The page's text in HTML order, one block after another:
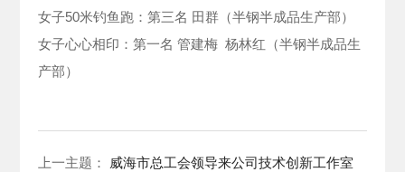
女子50米钓鱼跑：第三名 田群（半钢半成品生产部）
女子心心相印：第一名 管建梅 杨林红（半钢半成品生
产部）
上一主题： 威海市总工会领导来公司技术创新工作室